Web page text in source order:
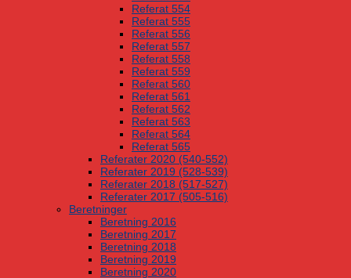
Referat 554
Referat 555
Referat 556
Referat 557
Referat 558
Referat 559
Referat 560
Referat 561
Referat 562
Referat 563
Referat 564
Referat 565
Referater 2020 (540-552)
Referater 2019 (528-539)
Referater 2018 (517-527)
Referater 2017 (505-516)
Beretninger
Beretning 2016
Beretning 2017
Beretning 2018
Beretning 2019
Beretning 2020